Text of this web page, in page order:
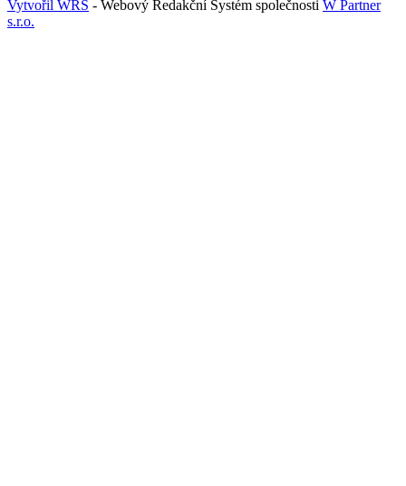
Vytvořil WRS - Webový Redakční Systém společnosti W Partner
s.r.o.